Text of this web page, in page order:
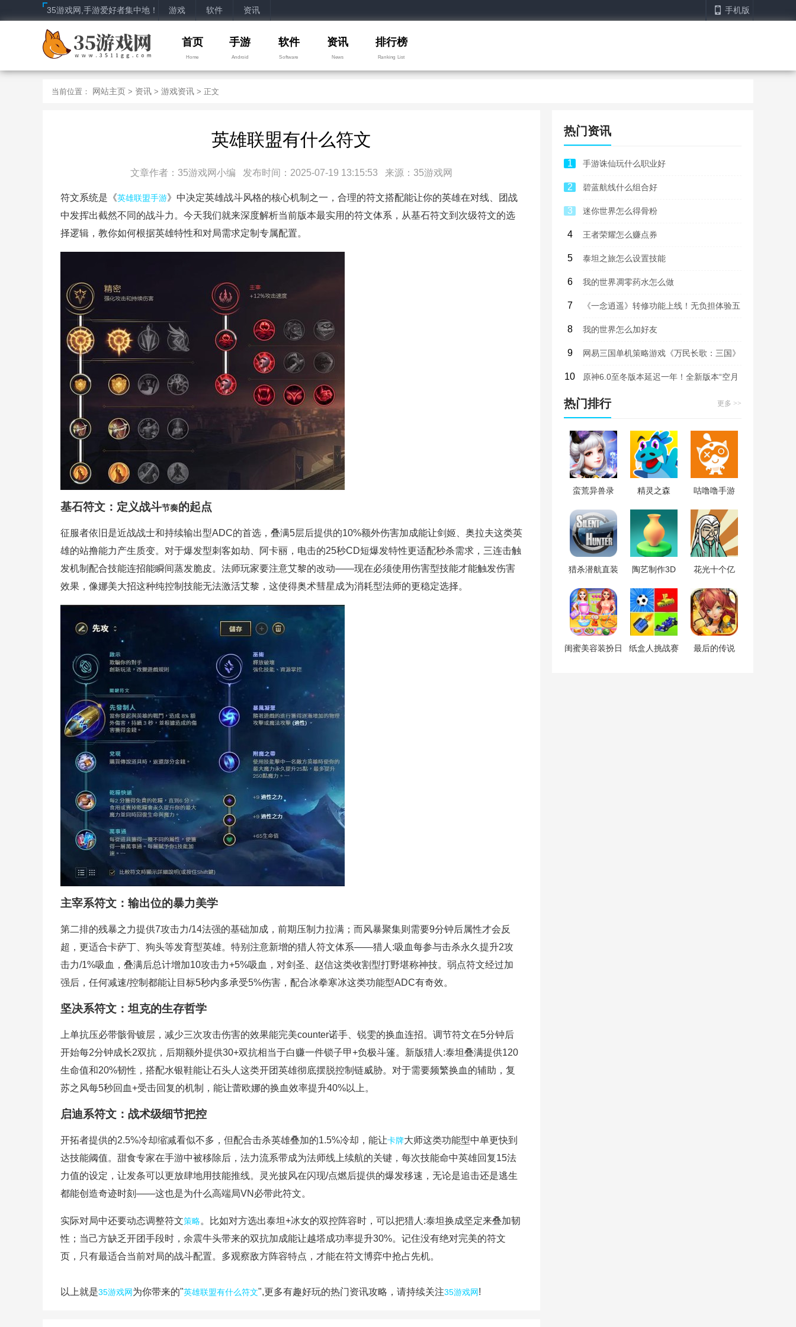
35游戏网,手游爱好者集中地！ 游戏 软件 资讯 手机版
首页
Home
手游
Android
软件
Software
资讯
News
排行榜
Ranking List
当前位置： 网站主页 > 资讯 > 游戏资讯 > 正文
英雄联盟有什么符文
文章作者：35游戏网小编 发布时间：2025-07-19 13:15:53 来源：35游戏网
符文系统是《英雄联盟手游》中决定英雄战斗风格的核心机制之一，合理的符文搭配能让你的英雄在对线、团战
中发挥出截然不同的战斗力。今天我们就来深度解析当前版本最实用的符文体系，从基石符文到次级符文的选
择逻辑，教你如何根据英雄特性和对局需求定制专属配置。
基石符文：定义战斗节奏的起点
征服者依旧是近战战士和持续输出型ADC的首选，叠满5层后提供的10%额外伤害加成能让剑姬、奥拉夫这类英
雄的站撸能力产生质变。对于爆发型刺客如劫、阿卡丽， 电击的25秒CD短爆发特性更适配秒杀需求，三连击触
发机制配合技能连招能瞬间蒸发脆皮。法师玩家要注意艾黎的改动——现在必须使用伤害型技能才能触发伤害
效果，像娜美大招这种纯控制技能无法激活艾黎，这使得奥术彗星 成为消耗型法师的更稳定选择。
主宰系符文：输出位的暴力美学
第二排的残暴之力提供7攻击力/14法强的基础加成，前期压制力拉满；而风暴聚集则需要9分钟后属性才会反
超，更适合卡萨丁、狗头等发育型英雄。特别注意新增的猎人符文体系——猎人:吸血每参与击杀永久提升2攻
击力/1%吸血，叠满后总计增加10攻击力+5%吸血，对剑圣、赵信这类收割型打野堪称神技。弱点符文经过加
强后，任何减速/控制都能让目标5秒内多承受5%伤害，配合冰拳寒冰这类功能型ADC有奇效。
坚决系符文：坦克的生存哲学
上单抗压必带骸骨镀层 ，减少三次攻击伤害的效果能完美counter诺手、锐雯的换血连招。调节符文在5分钟后
开始每2分钟成长2双抗，后期额外提供30+双抗相当于白赚一件锁子甲+负极斗篷。新版猎人:泰坦叠满提供120
生命值和20%韧性，搭配水银鞋能让石头人这类开团英雄彻底摆脱控制链威胁。对于需要频繁换血的辅助，复
苏之风每5秒回血+受击回复的机制，能让蕾欧娜的换血效率提升40%以上。
启迪系符文：战术级细节把控
开拓者提供的2.5%冷却缩减看似不多，但配合击杀英雄叠加的1.5%冷却，能让卡牌大师这类功能型中单更快到
达技能阈值。甜食专家在手游中被移除后， 法力流系带成为法师线上续航的关键，每次技能命中英雄回复15法
力值的设定，让发条可以更放肆地用技能推线。灵光披风在闪现/点燃后提供的爆发移速，无论是追击还是逃生
都能创造奇迹时刻——这也是为什么高端局VN必带此符文。
实际对局中还要动态调整符文策略。比如对方选出泰坦+冰女的双控阵容时，可以把猎人:泰坦换成坚定来叠加韧
性；当己方缺乏开团手段时，余震牛头带来的双抗加成能让越塔成功率提升30%。记住没有绝对完美的符文
页，只有最适合当前对局的战斗配置。多观察敌方阵容特点，才能在符文博弈中抢占先机。
以上就是35游戏网为你带来的"英雄联盟有什么符文",更多有趣好玩的热门资讯攻略，请持续关注35游戏网!
热门资讯
1 手游诛仙玩什么职业好
2 碧蓝航线什么组合好
3 迷你世界怎么得骨粉
4 王者荣耀怎么赚点券
5 泰坦之旅怎么设置技能
6 我的世界凋零药水怎么做
7 《一念逍遥》转修功能上线！无负担体验五
大修炼方向，自由修仙！
8 我的世界怎么加好友
9 网易三国单机策略游戏《万民长歌：三国》
即将上线试玩版
10 原神6.0至冬版本延迟一年！全新版本“空月
之歌”9月10日上线，部分内容曝光
热门排行 更多 >>
蛮荒异兽录 精灵之森 咕噜噜手游
猎杀潜航直装 陶艺制作3D 花光十个亿
闺蜜美容装扮日
纸盒人挑战赛 最后的传说